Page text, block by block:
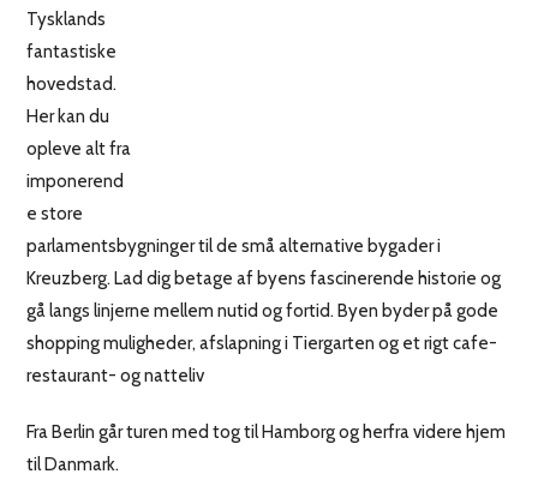
Tysklands
fantastiske
hovedstad.
Her kan du
opleve alt fra
imponerend
e store
parlamentsbygninger til de små alternative bygader i
Kreuzberg. Lad dig betage af byens fascinerende historie og
gå langs linjerne mellem nutid og fortid. Byen byder på gode
shopping muligheder, afslapning i Tiergarten og et rigt cafe-
restaurant- og natteliv
Fra Berlin går turen med tog til Hamborg og herfra videre hjem
til Danmark.